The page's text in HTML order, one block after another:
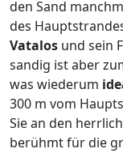
den Sand
des
Vatalos und sein
sandig ist aber
was wiederum
300 m vom
Sie an den
berühmt für die